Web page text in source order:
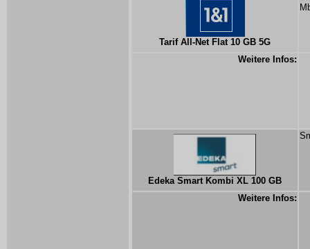
Tarif All-Net Flat 10 GB 5G
Weitere Infos:
Edeka Smart Kombi XL 100 GB
Weitere Infos: